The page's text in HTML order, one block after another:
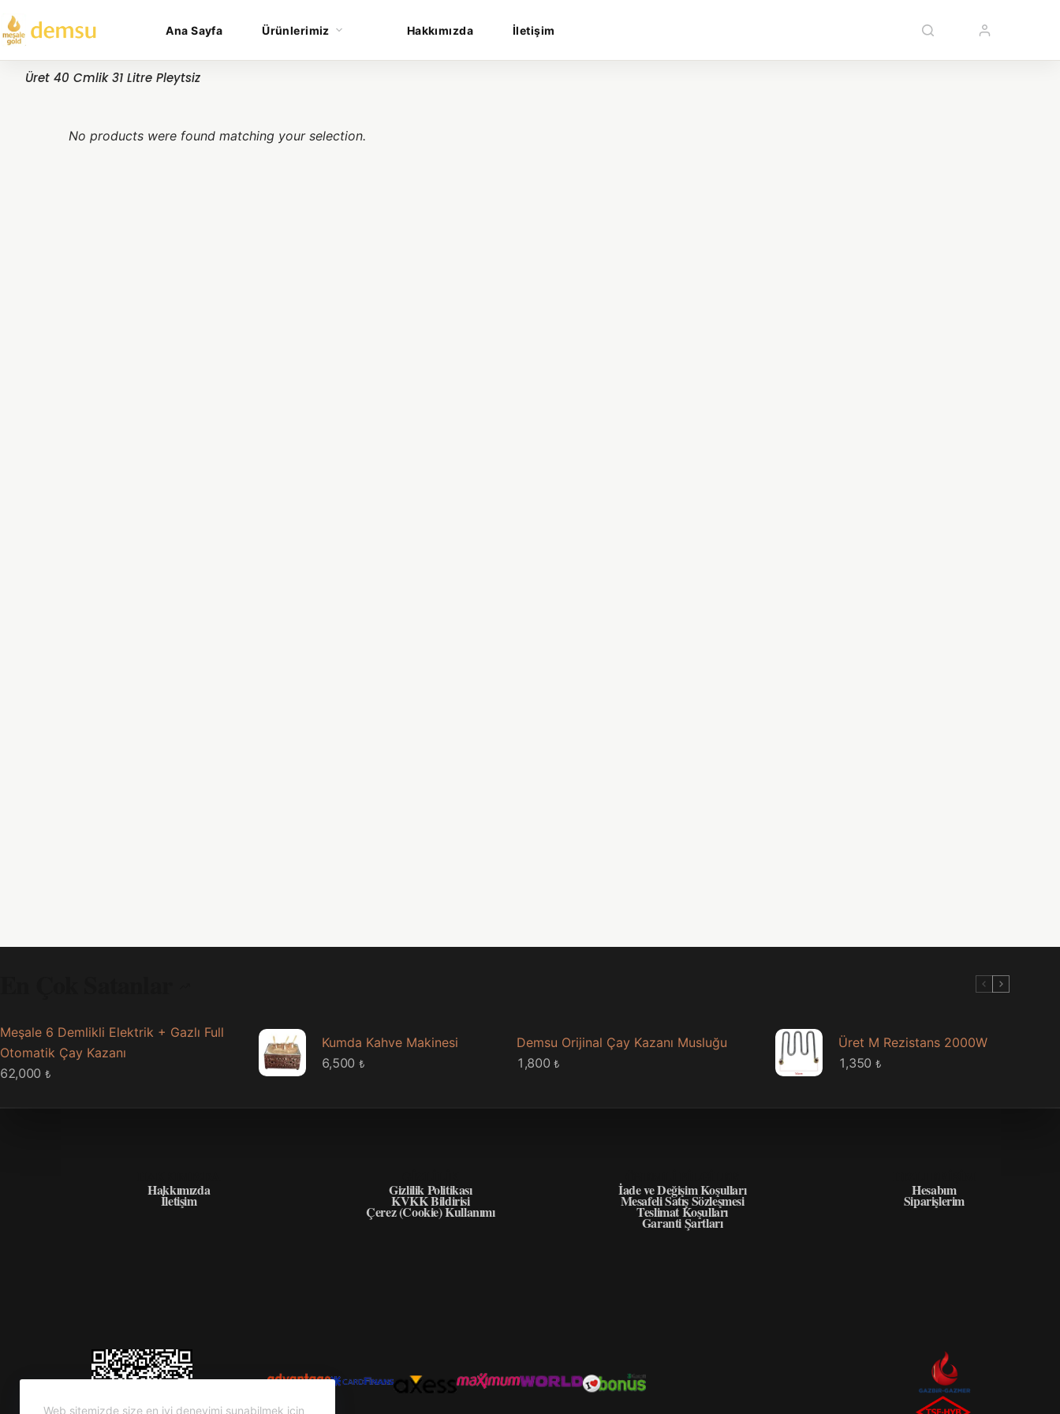
Web sitemizde size en iyi deneyimi sunabilmek için
Ana Sayfa Ürünlerimiz Hakkımızda İletişim
Üret 40 Cmlik 31 Litre Pleytsiz
No products were found matching your selection.
Meşale 6 Demlikli Elektrik + Gazlı Full
Otomatik Çay Kazanı
62,000 ₺
Kumda Kahve Makinesi
6,500 ₺
Demsu Orijinal Çay Kazanı Musluğu
1,800₺
Üret M Rezistans 2000W
1,350 ₺
Hakkımızda
İletişim
Gizlilik Politikası
KVKK Bildirisi
Çerez (Cookie) Kullanımı
İade ve Değişim Koşulları
Mesafeli Satış Sözleşmesi
Teslimat Koşulları
Garanti Şartları
Hesabım
Siparişlerim